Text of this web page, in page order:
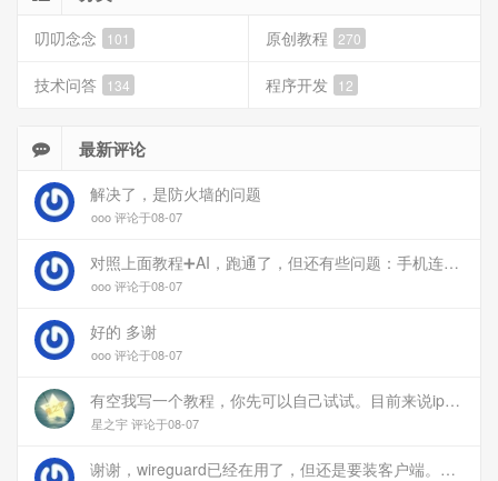
叨叨念念 101 原创教程 270
技术问答 134 程序开发 12
最新评论
解决了，是防火墙的问题
ooo 评论于08-07
对照上面教程➕AI，跑通了，但还有些问题：手机连上vpn后，部分家里内网的服务能访问（内网的Debian服务器可以），部分不能(routeros网页），不知道问题出在哪
ooo 评论于08-07
好的 多谢
ooo 评论于08-07
有空我写一个教程，你先可以自己试试。目前来说ipv6应该没问题的。
星之宇 评论于08-07
谢谢，wireguard已经在用了，但还是要装客户端。您这个方案连客户端都免了